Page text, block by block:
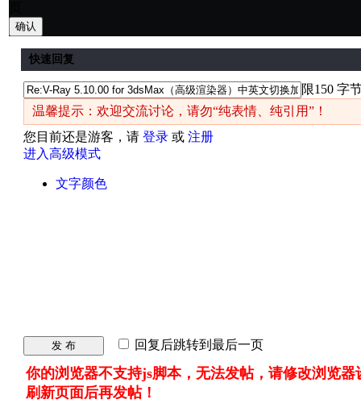
确认
快速回复
限150 字
温馨提示：欢迎交流讨论，请勿“纯表情、纯引用”！
您目前还是游客，请 登录 或 注册
进入高级模式
文字颜色
发 布 回复后跳转到最后一页
你的浏览器不支持js脚本，无法发帖，请修改浏览器
刷新页面后再发帖！